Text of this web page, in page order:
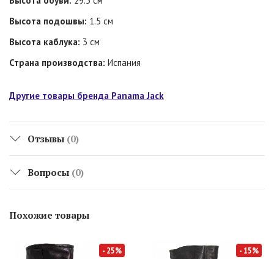
Высота подошвы: 1.5 см
Высота каблука: 3 см
Страна производства: Испания
Другие товары бренда Panama Jack
Отзывы (0)
Вопросы (0)
Похожие товары
- 25% - 15%